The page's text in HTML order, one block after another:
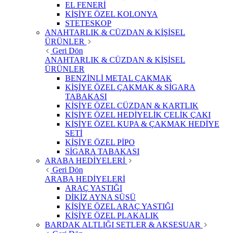
EL FENERİ
KİŞİYE ÖZEL KOLONYA
STETESKOP
ANAHTARLIK & CÜZDAN & KİŞİSEL
ÜRÜNLER
Geri Dön
ANAHTARLIK & CÜZDAN & KİŞİSEL
ÜRÜNLER
BENZİNLİ METAL ÇAKMAK
KİŞİYE ÖZEL ÇAKMAK & SİGARA
TABAKASI
KİŞİYE ÖZEL CÜZDAN & KARTLIK
KİŞİYE ÖZEL HEDİYELİK ÇELİK ÇAKI
KİŞİYE ÖZEL KUPA & ÇAKMAK HEDİYE
SETİ
KİŞİYE ÖZEL PİPO
SİGARA TABAKASI
ARABA HEDİYELERİ
Geri Dön
ARABA HEDİYELERİ
ARAÇ YASTIĞI
DİKİZ AYNA SÜSÜ
KİŞİYE ÖZEL ARAÇ YASTIĞI
KİŞİYE ÖZEL PLAKALIK
BARDAK ALTLIĞI SETLER & AKSESUAR